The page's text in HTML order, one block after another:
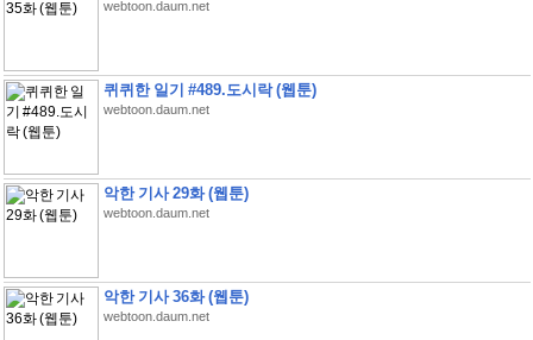
webtoon.daum.net
퀴퀴한 일기 #489.도시락 (웹툰)
webtoon.daum.net
악한 기사 29화 (웹툰)
webtoon.daum.net
악한 기사 36화 (웹툰)
webtoon.daum.net